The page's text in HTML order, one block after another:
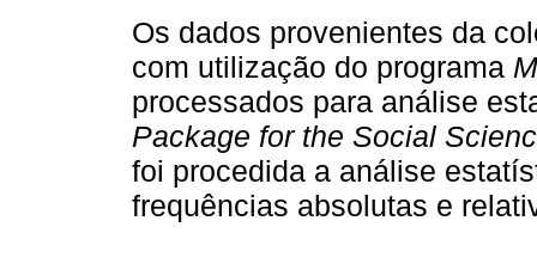
Os dados provenientes da
com utilização do programa
processados para análise
Package for the Social
foi procedida a análise
frequências absolutas e